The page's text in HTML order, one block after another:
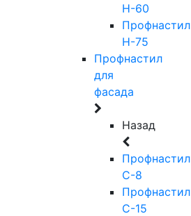
Н-60
Профнастил
Н-75
Профнастил
для
фасада
Назад
Профнастил
С-8
Профнастил
С-15